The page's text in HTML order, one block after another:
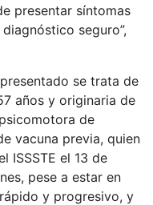
presentar síntomas
seguro”,
se trata de
años y originaria de
de
vacuna previa, quien
ISSSTE el 13 de
pese a estar en
y progresivo, y